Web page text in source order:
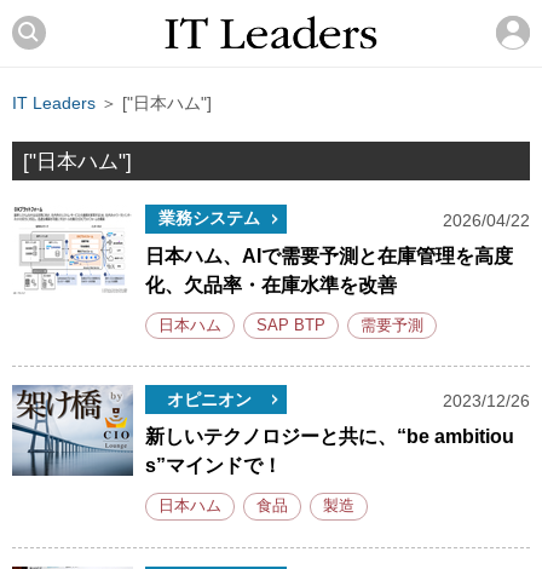
IT Leaders ＞ ["日本ハム"]
["日本ハム"]
業務システム 2026/04/22
日本ハム、AIで需要予測と在庫管理を高度
化、欠品率・在庫水準を改善
日本ハム SAP BTP 需要予測
オピニオン 2023/12/26
新しいテクノロジーと共に、“be ambitiou
s”マインドで！
日本ハム 食品 製造